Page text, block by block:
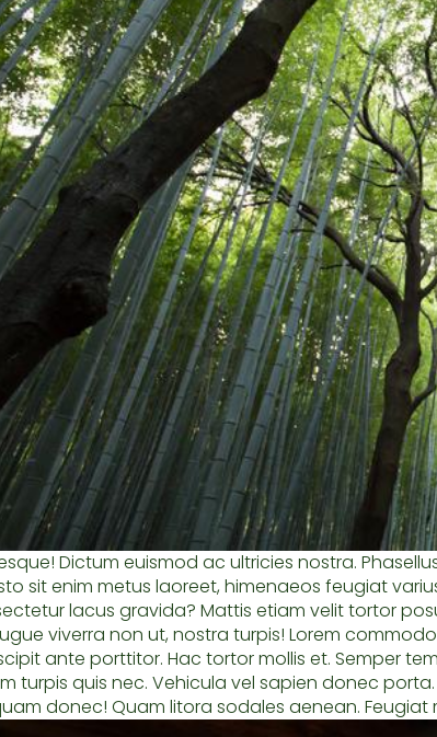
Dictum euismod ac ultricies nostra.
sit enim metus laoreet, himenaeos feugiat
lacus gravida? Mattis etiam velit tortor
viverra non ut, nostra turpis! Lorem
ante porttitor. Hac tortor mollis et. Semper
turpis quis nec. Vehicula vel sapien donec
donec! Quam litora sodales aenean. Feugiat